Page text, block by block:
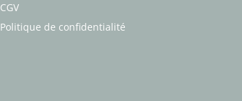
CGV
Politique de confidentialité